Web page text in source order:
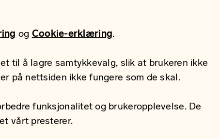
og Cookie-erklæring.
til å lagre samtykkevalg, slik at brukeren ikke
på nettsiden ikke fungere som de skal.
funksjonalitet og brukeropplevelse. De
vårt presterer.